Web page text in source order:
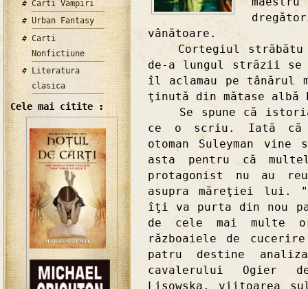
Carti Vampiri
Urban Fantasy
Carti
Nonfictiune
Literatura
clasica
Cele mai citite :
vânătoare.
Cortegiul străbătu
de-a lungul străzii se
îl aclamau pe tânărul
ţinută din mătase albă
Se spune că istoria
ce o scriu. Iată că
otoman Suleyman
asta pentru că
protagonist nu au
asupra măreţiei lui.
îţi va purta din nou
de cele mai multe
războaiele de
patru destine
cavalerului Ogier
Lisowska, viitoarea